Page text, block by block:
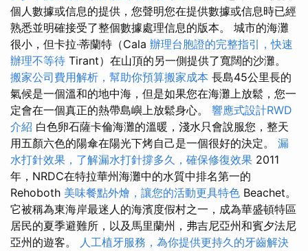
個人數據或信息的提供，您聲明您在提供數據或信息時已經
熟悉並明確接受了整個數據處理信息的版本。 城市的海灘
很小，但卡拉·蒂蘭特（Cala 辦理台胞證的完整指引，快速
辦理不等待 Tirant）在山頂的另一側提供了寬闊的沙灘。
搬家公司費用解析，幫助你預算搬家成本 長島45公里長的
氣候是一個溫和的地中海，但是如果您在海灘上放鬆，您一
定會在一個真正的熱帶島嶼上放鬆身心。 響應式設計RWD
介紹 白色卵石薩卡倫海灘的溫暖，淺水只會說服您，整天
用五顏六色的陽傘在陽光下烤自己是一個很好的決定。 漏
水打針效果，了解漏水打針撐多久，確保修復效果 2011
年，NRDC在特拉華州海灘中的水質中排名第一的
Rehoboth 美味餐點外燴，讓您的活動更具特色 Beachet。
它被稱為東海岸最迷人的海濱度假村之一，成為華盛頓特區
居民的夏季避難所，以及馬里蘭州，弗吉尼亞州和賓夕法尼
亞州的遊客。 人工植牙服務，為你提供更持久的牙齒解決